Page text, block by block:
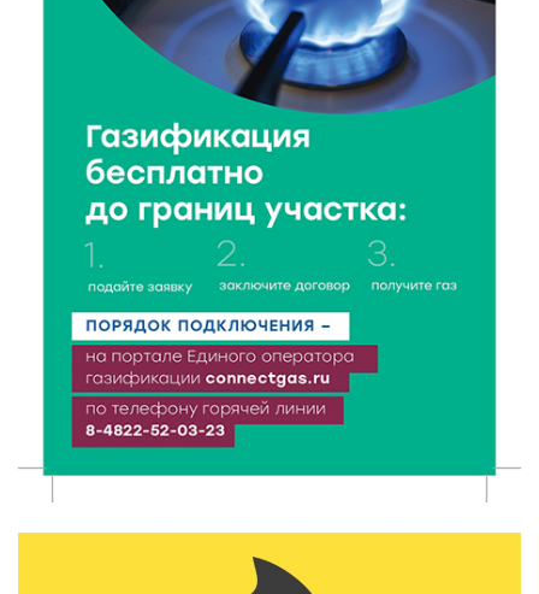
Крестовоздвиженской церкви
124
День арбуза отметили ребята в Андреапольском
Доме культуры
7 Авг 2026 17:02 179
Названы первые победители программы «Земский
работник культуры» в Тверской области
7 Авг 2026 16:32 317
Без прав и лицензий: итоги проверки таксистов в
Твери
7 Авг 2026 16:02 277
рассказ о жизни пчёл